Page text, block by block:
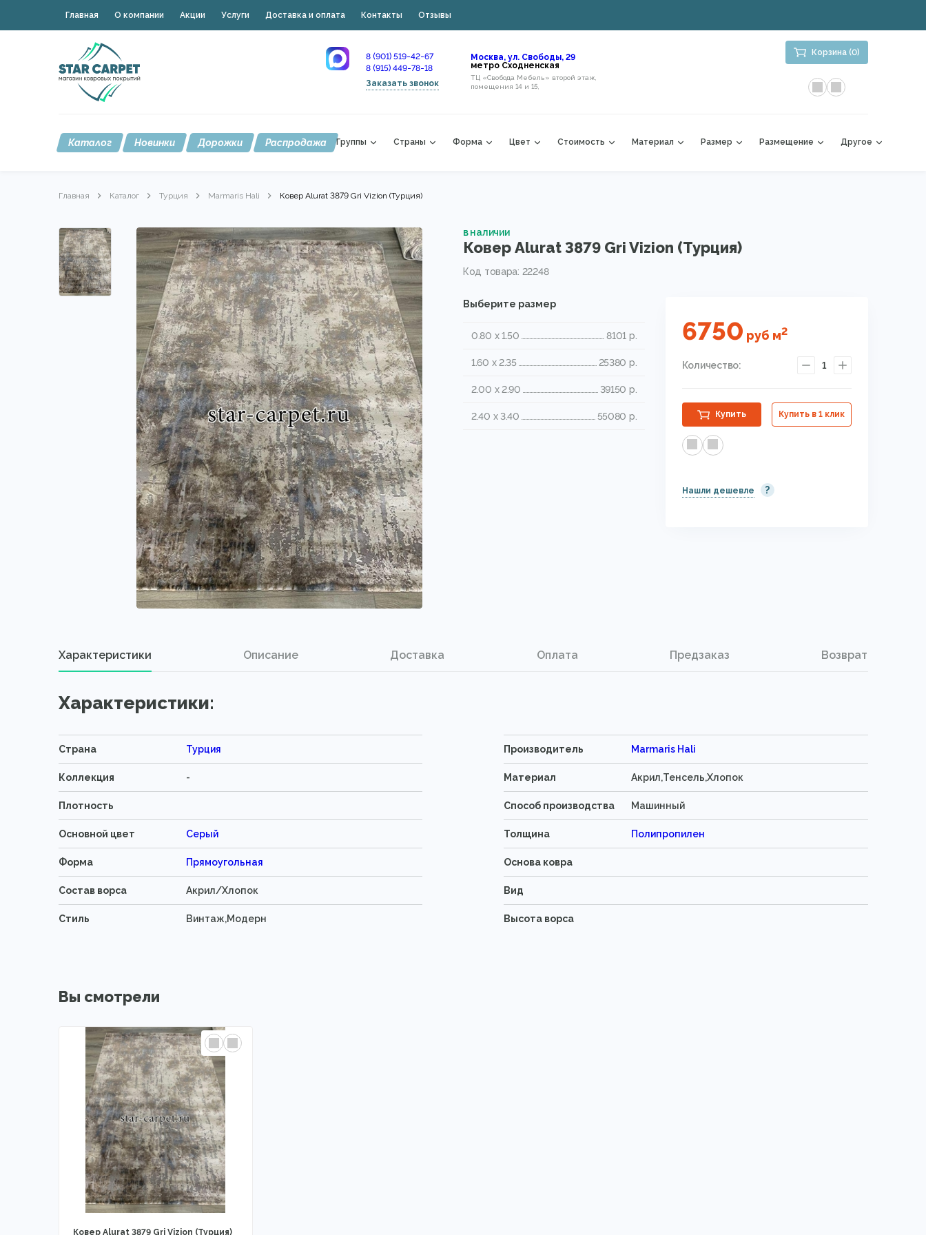
Главная О компании Акции Услуги Доставка и оплата Контакты Отзывы
8 (901) 519-42-67
8 (915) 449-78-18
Заказать звонок
Москва, ул. Свободы, 29
метро Сходненская
ТЦ «Свобода Мебель» второй этаж,
помещения 14 и 15,
Корзина (0)
Каталог Новинки Дорожки Распродажа Группы Страны Форма Цвет Стоимость Материал Размер Размещение Другое
Главная Каталог Турция Marmaris Hali Ковер Alurat 3879 Gri Vizion (Турция)
в наличии
Ковер Alurat 3879 Gri Vizion (Турция)
Код товара: 22248
Выберите размер
0.80 x 1.50 8101 р.
1.60 x 2.35 25380 р.
2.00 x 2.90 39150 р.
2.40 x 3.40 55080 р.
6750 руб м2
Количество: 1
Купить Купить в 1 клик
Нашли дешевле ?
Характеристики Описание Доставка Оплата Предзаказ Возврат
Характеристики:
Страна Турция Производитель Marmaris Hali
Коллекция - Материал Акрил,Тенсель,Хлопок
Плотность Способ производства Машинный
Основной цвет Серый Толщина Полипропилен
Форма Прямоугольная Основа ковра
Состав ворса Акрил/Хлопок Вид
Стиль Винтаж,Модерн Высота ворса
Вы смотрели
Ковер Alurat 3879 Gri Vizion (Турция)